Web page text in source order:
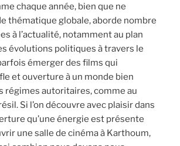
chaque année, bien que ne
thématique globale, aborde nombre
à l’actualité, notamment au plan
évolutions politiques à travers le
émerger des films qui
et ouverture à un monde bien
régimes autoritaires, comme au
Si l’on découvre avec plaisir dans
qu’une énergie est présente
une salle de cinéma à Karthoum,